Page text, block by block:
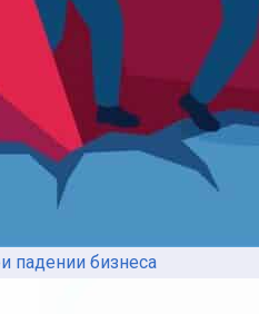
падении бизнеса